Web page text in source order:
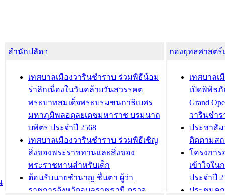
สำนักปลัดฯ
เทศบาลเมืองวารินชำราบ ร่วมพิธีน้อม
รำลึกเนื่องในวันคล้ายวันสวรรคต
พระบาทสมเด็จพระบรมชนกาธิเบศร
มหาภูมิพลอดุลยเดชมหาราช บรมนาถ
บพิตร ประจำปี 2568
เทศบาลเมืองวารินชำราบ ร่วมพิธีเชิญ
สิ่งของพระราชทานและสิ่งของ
พระราชทานสำหรับเด็ก
ต้อนรับนายชำนาญ ชื่นตา ผู้ว่า
ราชการจังหวัดอุบลราชธานี ตรวจ
กองยุทธศาสต
เทศบาลเ
เปิดพิพิธภั
Grand
วารินชำร
ประชาสัม
ติดตามส
โครงกา
เข้าใจใน
ประจำปี
ประชุมค